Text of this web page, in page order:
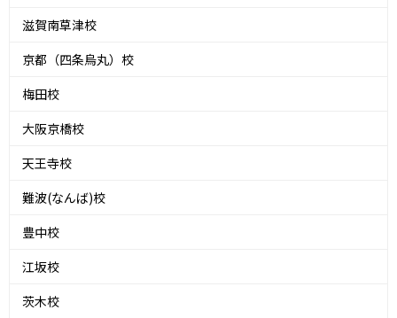
滋賀南草津校
京都（四条烏丸）校
梅田校
大阪京橋校
天王寺校
難波(なんば)校
豊中校
江坂校
茨木校